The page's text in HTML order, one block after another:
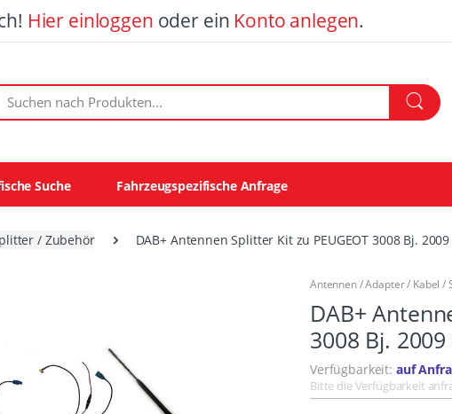
Hier einloggen oder ein Konto anlegen.
nach Produkten:
Suche Fahrzeugspezifische Anfrage
/ Zubehör DAB+ Antennen Splitter Kit zu PEUGEOT 3008 Bj.
Antennen / Adapter / Kabel /
DAB+
3008 Bj.
Verfügbarkeit: auf
Bitte die Verfügbarkeit